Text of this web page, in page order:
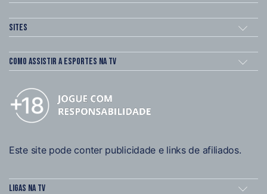
Sites
Como assistir a esportes na TV
Este site pode conter publicidade e links de afiliados.
Ligas na TV